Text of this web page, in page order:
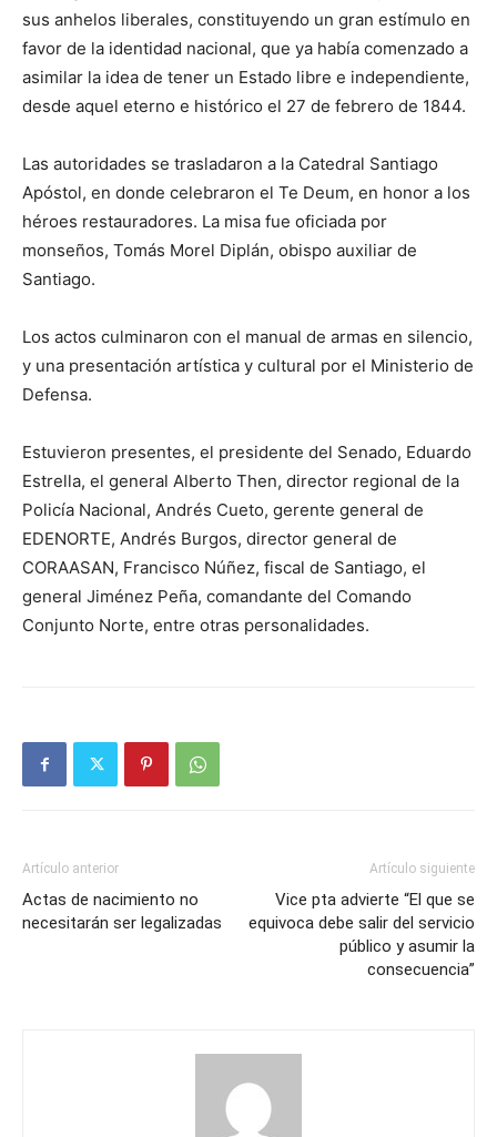
sus anhelos liberales, constituyendo un gran estímulo en
favor de la identidad nacional, que ya había comenzado a
asimilar la idea de tener un Estado libre e independiente,
desde aquel eterno e histórico el 27 de febrero de 1844.
Las autoridades se trasladaron a la Catedral Santiago
Apóstol, en donde celebraron el Te Deum, en honor a los
héroes restauradores. La misa fue oficiada por
monseños, Tomás Morel Diplán, obispo auxiliar de
Santiago.
Los actos culminaron con el manual de armas en silencio,
y una presentación artística y cultural por el Ministerio de
Defensa.
Estuvieron presentes, el presidente del Senado, Eduardo
Estrella, el general Alberto Then, director regional de la
Policía Nacional, Andrés Cueto, gerente general de
EDENORTE, Andrés Burgos, director general de
CORAASAN, Francisco Núñez, fiscal de Santiago, el
general Jiménez Peña, comandante del Comando
Conjunto Norte, entre otras personalidades.
Artículo anterior
Actas de nacimiento no
necesitarán ser legalizadas
Artículo siguiente
Vice pta advierte “El que se
equivoca debe salir del servicio
público y asumir la
consecuencia”